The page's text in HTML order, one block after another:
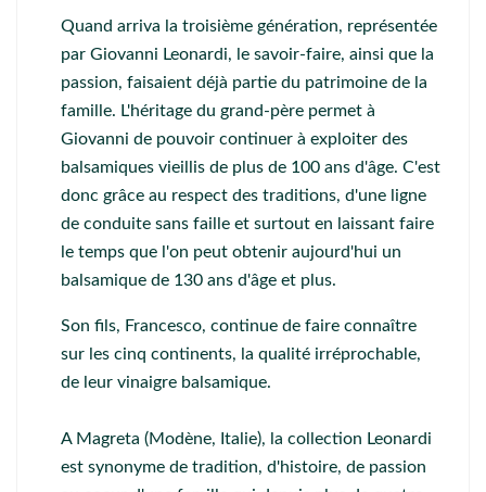
Quand arriva la troisième génération, représentée
par Giovanni Leonardi, le savoir-faire, ainsi que la
passion, faisaient déjà partie du patrimoine de la
famille. L'héritage du grand-père permet à
Giovanni de pouvoir continuer à exploiter des
balsamiques vieillis de plus de 100 ans d'âge. C'est
donc grâce au respect des traditions, d'une ligne
de conduite sans faille et surtout en laissant faire
le temps que l'on peut obtenir aujourd'hui un
balsamique de 130 ans d'âge et plus.
Son fils, Francesco, continue de faire connaître
sur les cinq continents, la qualité irréprochable,
de leur vinaigre balsamique.
A Magreta (Modène, Italie), la collection Leonardi
est synonyme de tradition, d'histoire, de passion